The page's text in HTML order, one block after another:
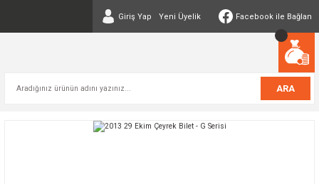
Giriş Yap Yeni Üyelik Facebook ile Bağlan
ARA